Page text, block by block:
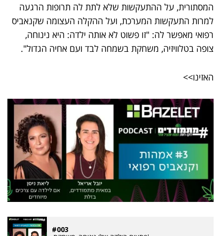
המסתורית, על ההתעקשות שלא לתת לה תרופות הרגעה
למרות התעקשות המערכת, ועל ההקלה העצומה שקנאביס
רפואי מאפשר לה: "זו פשוט לא אותה ילדה: היא נינוחה,
צופה בטלוויזיה, משחקת בשמחה לבד ועם אחיה הגדול".
האזינו>>
#003